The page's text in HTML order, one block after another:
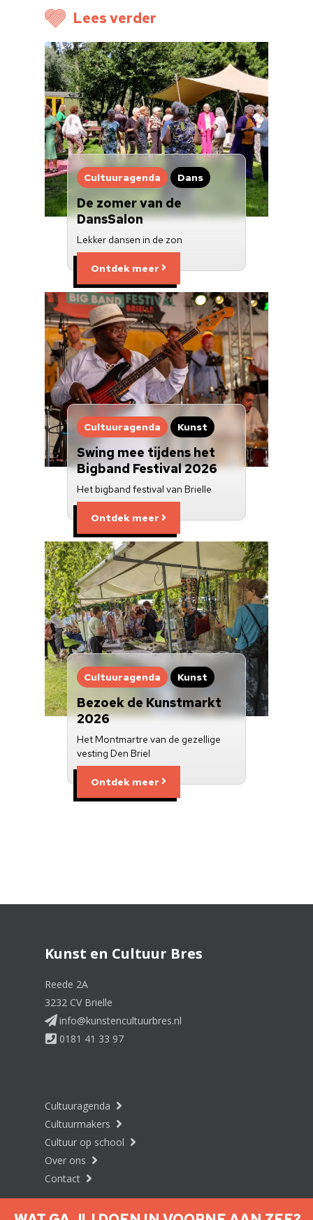
Lees verder
Cultuuragenda Dans
De zomer van de
DansSalon
Lekker dansen in de zon
Ontdek meer
Cultuuragenda Kunst
Swing mee tijdens het
Bigband Festival 2026
Het bigband festival van Brielle
Ontdek meer
Cultuuragenda Kunst
Bezoek de Kunstmarkt
2026
Het Montmartre van de gezellige
vesting Den Briel
Ontdek meer
Kunst en Cultuur Bres
Reede 2A
3232 CV Brielle
info@kunstencultuurbres.nl
0181 41 33 97
Cultuuragenda
Cultuurmakers
Cultuur op school
Over ons
Contact
Over ons
Nieuwsbrief
Doneren